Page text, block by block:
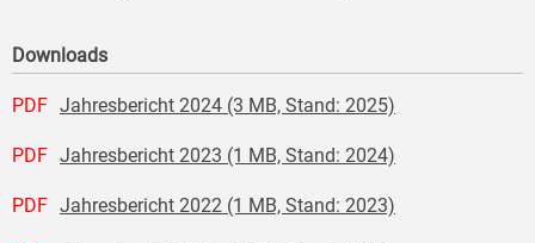
Downloads
PDF Jahresbericht 2024 (3 MB, Stand: 2025)
PDF Jahresbericht 2023 (1 MB, Stand: 2024)
PDF Jahresbericht 2022 (1 MB, Stand: 2023)